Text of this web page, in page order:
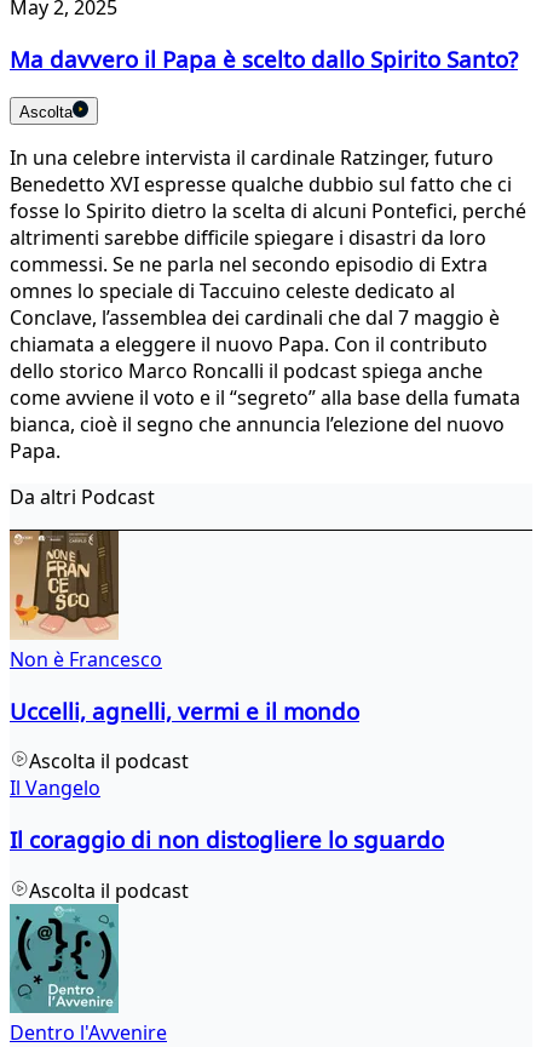
May 2, 2025
Ma davvero il Papa è scelto dallo Spirito Santo?
Ascolta
In una celebre intervista il cardinale Ratzinger, futuro
Benedetto XVI espresse qualche dubbio sul fatto che ci
fosse lo Spirito dietro la scelta di alcuni Pontefici, perché
altrimenti sarebbe difficile spiegare i disastri da loro
commessi. Se ne parla nel secondo episodio di Extra
omnes lo speciale di Taccuino celeste dedicato al
Conclave, l’assemblea dei cardinali che dal 7 maggio è
chiamata a eleggere il nuovo Papa. Con il contributo
dello storico Marco Roncalli il podcast spiega anche
come avviene il voto e il “segreto” alla base della fumata
bianca, cioè il segno che annuncia l’elezione del nuovo
Papa.
Da altri Podcast
Non è Francesco
Uccelli, agnelli, vermi e il mondo
Ascolta il podcast
Il Vangelo
Il coraggio di non distogliere lo sguardo
Ascolta il podcast
Dentro l'Avvenire